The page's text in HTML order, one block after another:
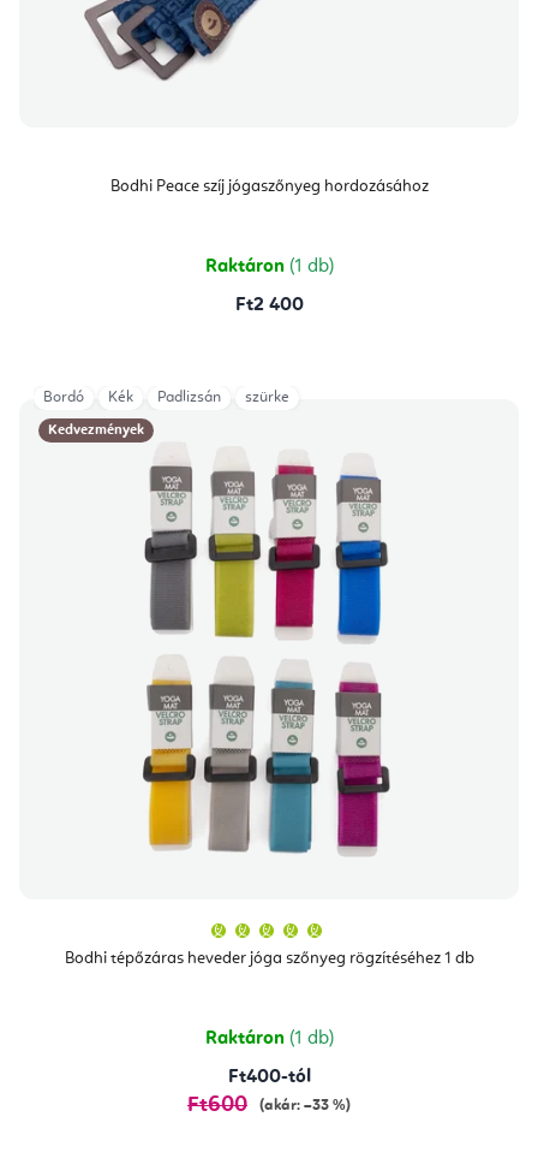
Bodhi Peace szíj jógaszőnyeg hordozásához
Raktáron (1 db)
Ft2 400
Kedvezmények
Bodhi tépőzáras heveder jóga szőnyeg rögzítéséhez 1 db
átlagos
értékelése
csillag.
Raktáron (1 db)
Ft400-tól
Ft600 (akár: –33 %)
Bordó Kék Padlizsán szürke